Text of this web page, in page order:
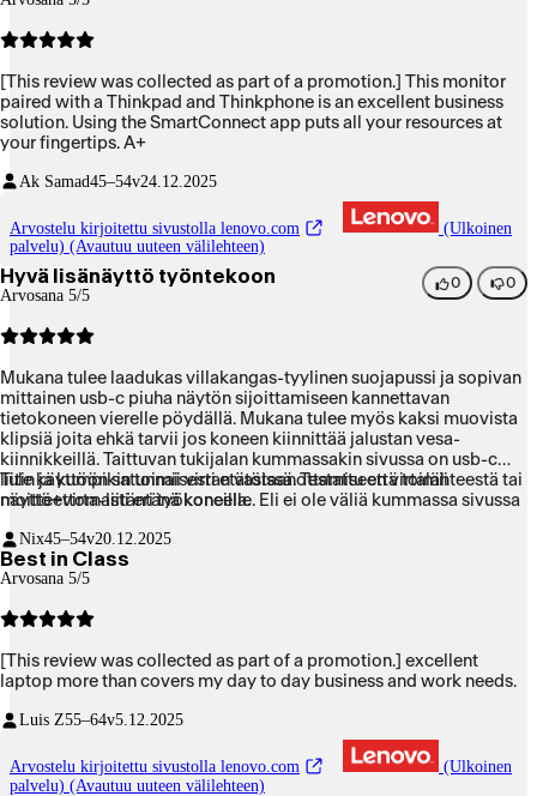
[This review was collected as part of a promotion.] This monitor
paired with a Thinkpad and Thinkphone is an excellent business
solution. Using the SmartConnect app puts all your resources at
your fingertips. A+
Ak Samad45–54v24.12.2025
Arvostelu kirjoitettu sivustolla lenovo.com
(Ulkoinen
palvelu) (Avautuu uuteen välilehteen)
Hyvä lisänäyttö työntekoon
Arvosana 5/5
0 0
Mukana tulee laadukas villakangas-tyylinen suojapussi ja sopivan
mittainen usb-c piuha näytön sijoittamiseen kannettavan
tietokoneen vierelle pöydällä. Mukana tulee myös kaksi muovista
klipsiä joita ehkä tarvii jos koneen kiinnittää jalustan vesa-
kiinnikkeillä. Taittuvan tukijalan kummassakin sivussa on usb-c
liitin ja kumpikin toimii virran vastaanottamiseen virtalähteestä tai
näyttö+virta-liitäntänä koneelle. Eli ei ole väliä kummassa sivussa
Tule käyttöön satunnaisesti etätöissä. Testattu että toimii
moitteettomasti eri työkoneilla.
Nix45–54v20.12.2025
Best in Class
Arvosana 5/5
[This review was collected as part of a promotion.] excellent
laptop more than covers my day to day business and work needs.
Luis Z55–64v5.12.2025
Arvostelu kirjoitettu sivustolla lenovo.com
(Ulkoinen
palvelu) (Avautuu uuteen välilehteen)